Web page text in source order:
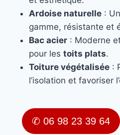
Ardoise naturelle :
gamme, résistante et
Bac acier : Moderne
pour les toits plats.
Toiture végétalisée :
l’isolation et favoriser
✆ 06 98 23 39 64